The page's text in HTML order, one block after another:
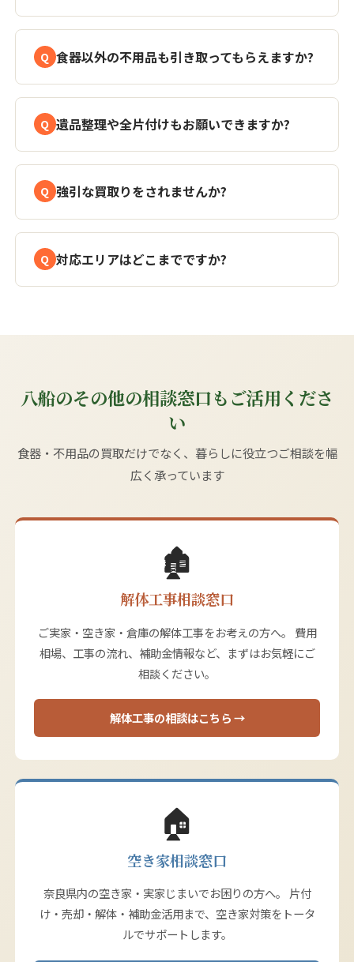
食器以外の不用品も引き取ってもらえますか?
遺品整理や全片付けもお願いできますか?
強引な買取りをされませんか?
対応エリアはどこまでですか?
八船のその他の相談窓口もご活用くださ
い
食器・不用品の買取だけでなく、暮らしに役立つご相談を幅
広く承っています
🏚️
解体工事相談窓口
ご実家・空き家・倉庫の解体工事をお考えの方へ。 費用
相場、工事の流れ、補助金情報など、まずはお気軽にご
相談ください。
解体工事の相談はこちら →
🏠
空き家相談窓口
奈良県内の空き家・実家じまいでお困りの方へ。 片付
け・売却・解体・補助金活用まで、空き家対策をトータ
ルでサポートします。